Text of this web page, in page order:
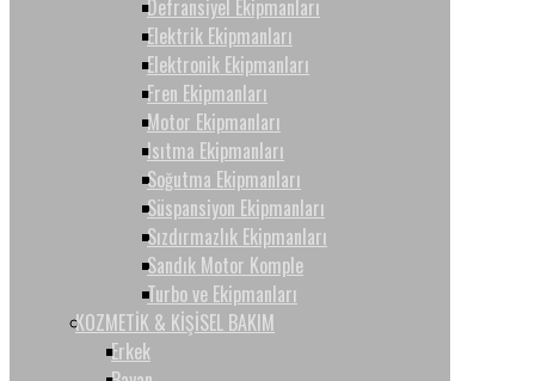
Defransiyel Ekipmanları
Elektrik Ekipmanları
Elektronik Ekipmanları
Fren Ekipmanları
Motor Ekipmanları
Isıtma Ekipmanları
Soğutma Ekipmanları
Süspansiyon Ekipmanları
Sızdırmazlık Ekipmanları
Sandık Motor Komple
Turbo ve Ekipmanları
KOZMETİK & KİŞİSEL BAKIM
Erkek